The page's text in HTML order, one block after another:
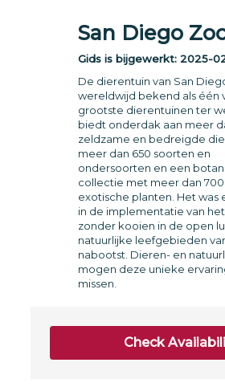
San Diego
Gids is bijgewerkt: 2025-
De dierentuin van San
wereldwijd bekend als één
grootste dierentuinen ter
biedt onderdak aan meer
zeldzame en bedreigde
meer dan 650 soorten en
ondersoorten en een
collectie met meer dan
exotische planten. Het was
in de implementatie van
zonder kooien in de open
natuurlijke leefgebieden
nabootst. Dieren- en
mogen deze unieke
missen.
Check